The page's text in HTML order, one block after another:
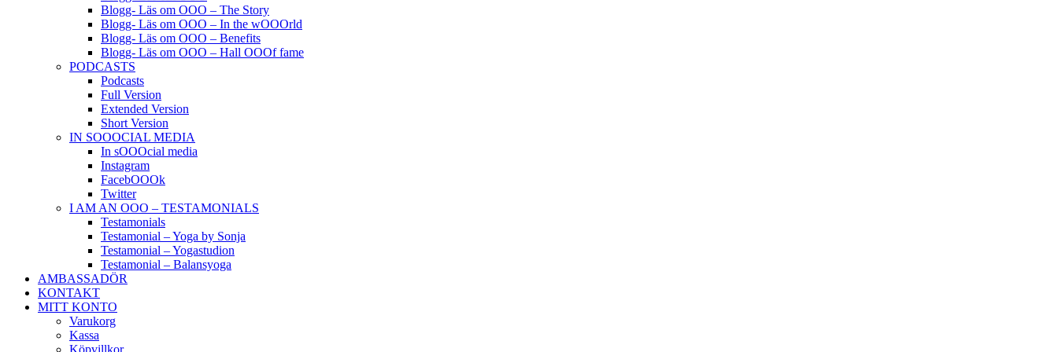
Blogg- Läs om OOO – The Story
Blogg- Läs om OOO – In the wOOOrld
Blogg- Läs om OOO – Benefits
Blogg- Läs om OOO – Hall OOOf fame
PODCASTS
Podcasts
Full Version
Extended Version
Short Version
IN SOOOCIAL MEDIA
In sOOOcial media
Instagram
FacebOOOk
Twitter
I AM AN OOO – TESTAMONIALS
Testamonials
Testamonial – Yoga by Sonja
Testamonial – Yogastudion
Testamonial – Balansyoga
AMBASSADÖR
KONTAKT
MITT KONTO
Varukorg
Kassa
Köpvillkor